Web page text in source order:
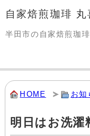
自家焙煎珈琲
半田市の自家焙煎珈
HOME お知
明日はお洗濯